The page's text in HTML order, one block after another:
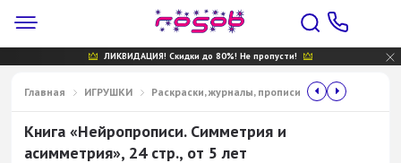
ЛИКВИДАЦИЯ! Скидки до 80%! Не пропусти!
Главная ИГРУШКИ Раскраски, журналы, прописи
Книга «Нейропрописи. Симметрия и
асимметрия», 24 стр., от 5 лет